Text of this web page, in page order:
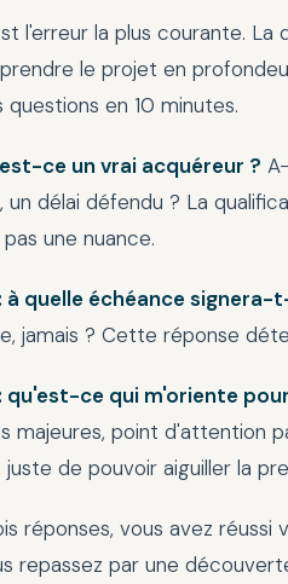
l'erreur la plus courante. La
le projet en
en 10 minutes.
ce un vrai acquéreur ?
délai défendu ? La
une nuance.
à quelle échéance signera-
jamais ? Cette réponse
qu'est-ce qui m'oriente
majeures, point d'attention
de pouvoir aiguiller la
réponses, vous avez réussi
repassez par une